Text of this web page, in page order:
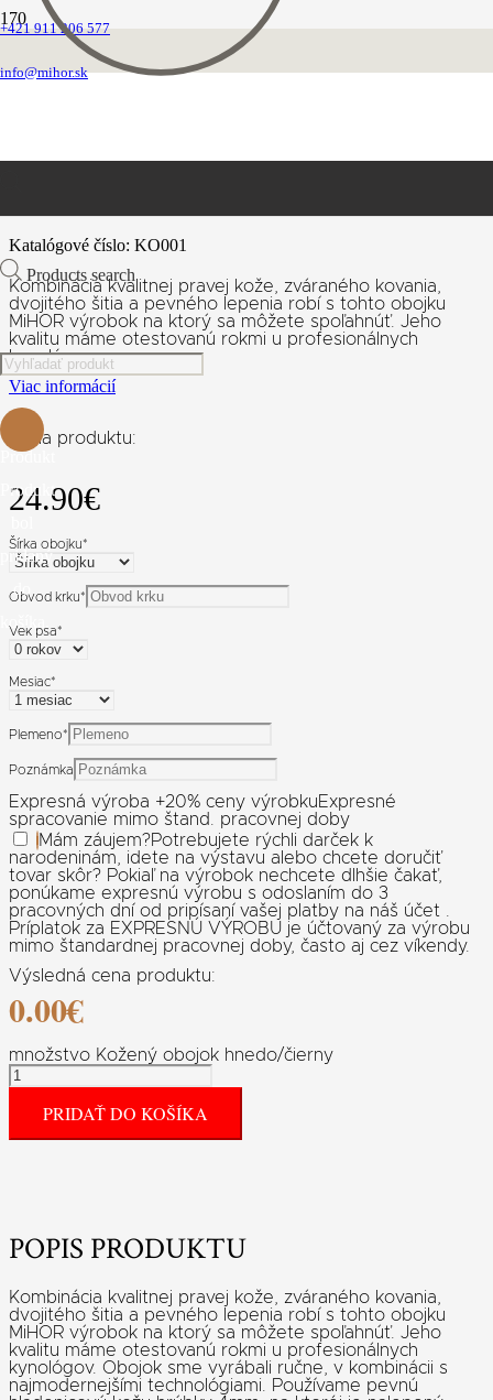
+421 911 206 577
info@mihor.sk
Products search
Produkt
Produkt
pridaný
do
košíka.
Domovská stránka
Kožené nezdobené
Katalógové číslo: KO001
Kombinácia kvalitnej pravej kože, zváraného kovania,
dvojitého šitia a pevného lepenia robí s tohto obojku
MiHOR výrobok na ktorý sa môžete spoľahnúť. Jeho
kvalitu máme otestovanú rokmi u profesionálnych
kynológov.…
Viac informácií
Cena produktu:
24.90€
Šírka obojku*
Obvod krku*
Vek psa*
Mesiac*
Plemeno*
Poznámka
Expresná výroba +20% ceny výrobkuExpresné
spracovanie mimo štand. pracovnej doby
Mám záujem?Potrebujete rýchli darček k
narodeninám, idete na výstavu alebo chcete doručiť
tovar skôr? Pokiaľ na výrobok nechcete dlhšie čakať,
ponúkame expresnú výrobu s odoslaním do 3
pracovných dní od pripísaní vašej platby na náš účet .
Príplatok za EXPRESNÚ VÝROBU je účtovaný za výrobu
mimo štandardnej pracovnej doby, často aj cez víkendy.
Výsledná cena produktu:
0.00€
množstvo Kožený obojok hnedo/čierny
PRIDAŤ DO KOŠÍKA
POPIS PRODUKTU
Kombinácia kvalitnej pravej kože, zváraného kovania,
dvojitého šitia a pevného lepenia robí s tohto obojku
MiHOR výrobok na ktorý sa môžete spoľahnúť. Jeho
kvalitu máme otestovanú rokmi u profesionálnych
kynológov. Obojok sme vyrábali ručne, v kombinácii s
najmodernejšími technológiami. Používame pevnú